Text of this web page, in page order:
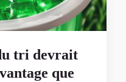
tri devrait
que